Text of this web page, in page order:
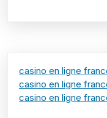
casino en ligne
casino en ligne
casino en ligne